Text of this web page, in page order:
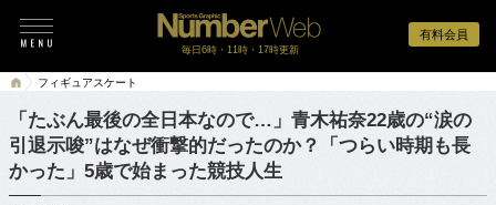
有料会員
毎日6時・11時・17時更新
フィギュアスケート
「たぶん最後の全日本なので…」青木祐奈22歳の“涙の
引退示唆”はなぜ衝撃的だったのか？「つらい時期も長
かった」5歳で始まった競技人生